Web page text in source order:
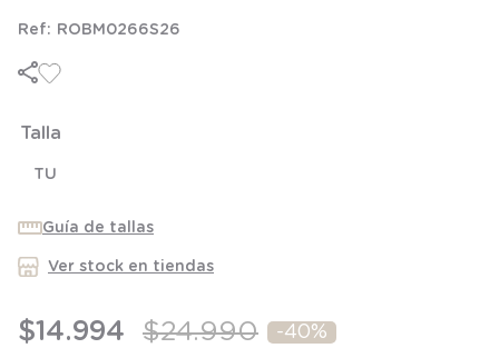
ROBM0266S26
Talla
TU
Guía de tallas
Ver stock en tiendas
$14.994 $24.990 -40%
5
8.
9.